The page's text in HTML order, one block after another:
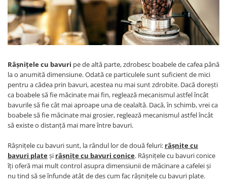
Râșnițele cu bavuri pe de altă parte, zdrobesc boabele de cafea până
la o anumită dimensiune. Odată ce particulele sunt suficient de mici
pentru a cădea prin bavuri, acestea nu mai sunt zdrobite. Dacă dorești
ca boabele să fie măcinate mai fin, reglează mecanismul astfel încât
bavurile să fie cât mai aproape una de cealaltă. Dacă, în schimb, vrei ca
boabele să fie măcinate mai grosier, reglează mecanismul astfel încât
să existe o distanță mai mare între bavuri.
Râșnițele cu bavuri sunt, la rândul lor de două feluri: râșnițe cu
bavuri plateși râșnițe cu bavuri conice. Râșnițele cu bavuri conice
îți oferă mai mult control asupra dimensiunii de măcinare a cafelei și
nu tind să se înfunde atât de des cum fac râșnițele cu bavuri plate.